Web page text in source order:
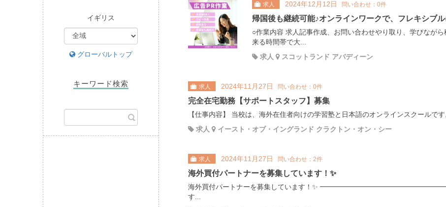
イギリス
グローバルトップ
キーワード検索
求人 2024年12月12日 問い合わせ：0件
帰国後も継続可能♪オンラインワークで、フレキシブ
○作業内容 求人記事作成、お問い合わせやり取り、学びなが
来る時間帯で大...
求人
スコットランド アバディーン
求人 2024年11月27日 問い合わせ：0件
完全在宅勤務【サポートスタッフ】募集
【仕事内容】 当校は、海外在住者向けの学習塾と日本語のオンラインスクールで
求人
イースト・オブ・イングランド クラクトン・オン・シー
求人 2024年11月27日 問い合わせ：2件
海外買付パートナーを募集しています！✨
海外買付パートナーを募集しています！✨ ━━━━━━━━━━━━━━━━━━━ は
す...